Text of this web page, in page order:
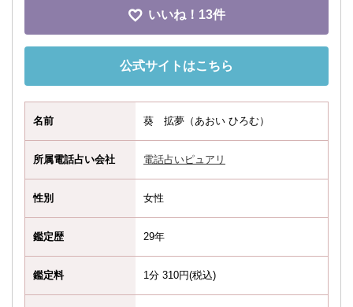
いいね！ 13件
公式サイトはこちら
名前 葵 拡夢（あおい ひろむ）
所属電話占い会社 電話占いピュアリ
性別 女性
鑑定歴 29年
鑑定料 1分 310円(税込)